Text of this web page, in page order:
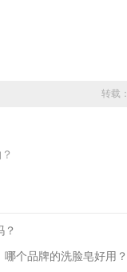
转载：
？
个品牌的洗脸皂好用？